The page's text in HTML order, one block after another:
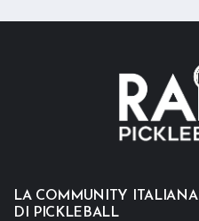
LA COMMUNITY ITALIANA
DI PICKLEBALL